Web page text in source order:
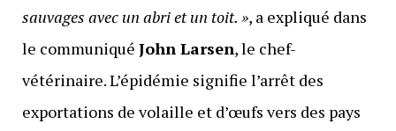
sauvages avec un abri et un toit. », a expliqué dans
le communiqué John Larsen, le chef-
vétérinaire. L’épidémie signifie l’arrêt des
exportations de volaille et d’œufs vers des pays